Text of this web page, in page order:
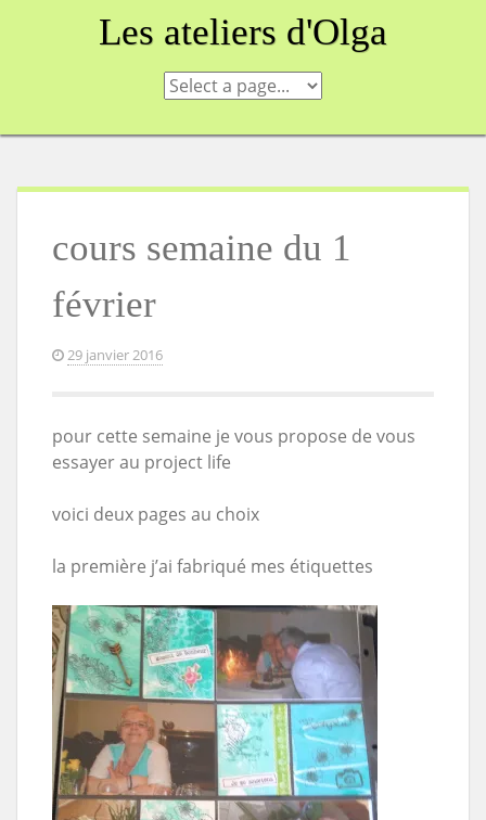
Les ateliers d'Olga
cours semaine du 1
février
29 janvier 2016
pour cette semaine je vous propose de vous
essayer au project life
voici deux pages au choix
la première j’ai fabriqué mes étiquettes